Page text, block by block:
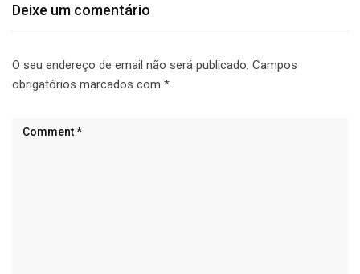
Deixe um comentário
O seu endereço de email não será publicado. Campos
obrigatórios marcados com *